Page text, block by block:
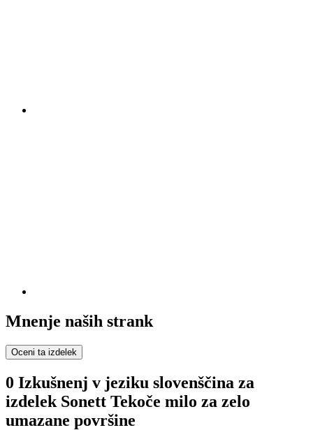
Mnenje naših strank
Oceni ta izdelek
0 Izkušnenj v jeziku slovenščina za
izdelek Sonett Tekoče milo za zelo
umazane površine